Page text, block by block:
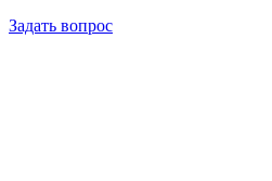
Задать вопрос